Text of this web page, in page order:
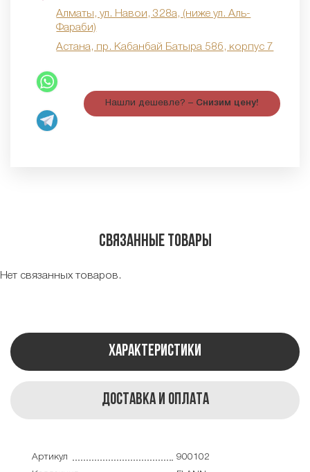
Алматы, ул. Навои, 328а, (ниже ул. Аль-
Фараби)
Астана, пр. Кабанбай Батыра 58б, корпус 7
Нашли дешевле? – Снизим цену!
Связанные товары
Нет связанных товаров.
Характеристики
Доставка и оплата
Артикул
900102